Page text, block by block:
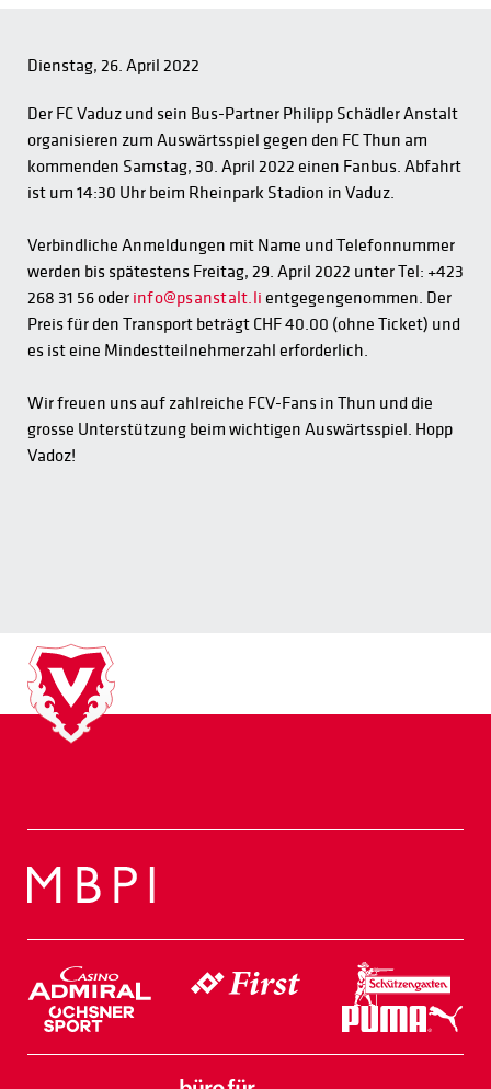
Dienstag, 26. April 2022
Der FC Vaduz und sein Bus-Partner Philipp Schädler Anstalt
organisieren zum Auswärtsspiel gegen den FC Thun am
kommenden Samstag, 30. April 2022 einen Fanbus. Abfahrt
ist um 14:30 Uhr beim Rheinpark Stadion in Vaduz.
Verbindliche Anmeldungen mit Name und Telefonnummer
werden bis spätestens Freitag, 29. April 2022 unter Tel: +423
268 31 56 oder info@psanstalt.li entgegengenommen. Der
Preis für den Transport beträgt CHF 40.00 (ohne Ticket) und
es ist eine Mindestteilnehmerzahl erforderlich.
Wir freuen uns auf zahlreiche FCV-Fans in Thun und die
grosse Unterstützung beim wichtigen Auswärtsspiel. Hopp
Vadoz!